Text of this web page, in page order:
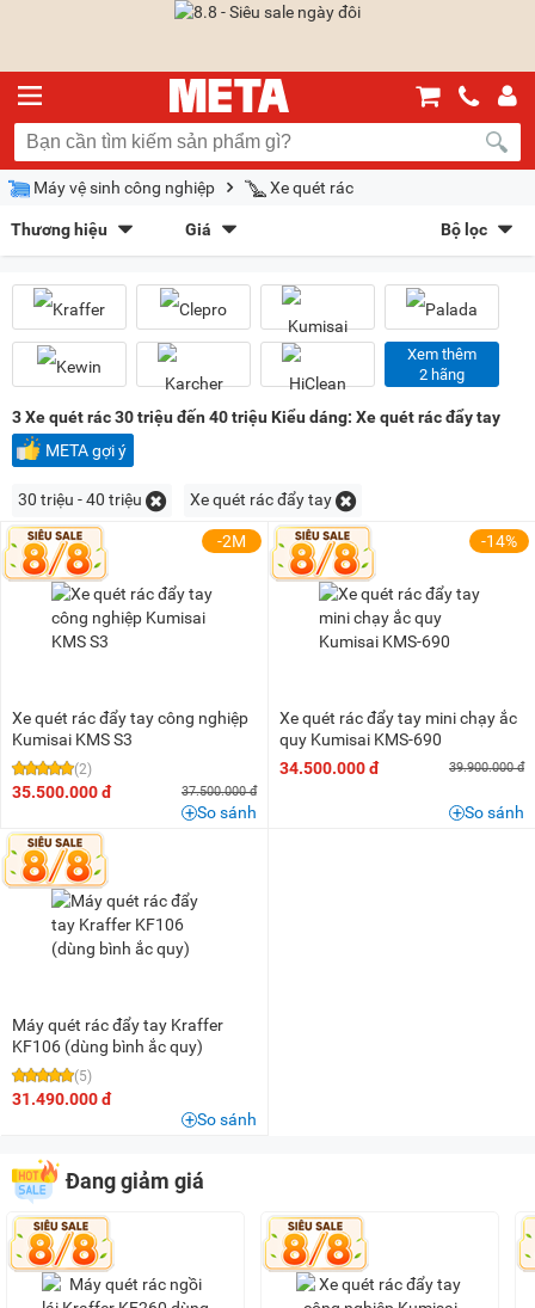
Máy vệ sinh công nghiệp Xe quét rác
Thương hiệu
Kraffer(4)
Kewin(1)
HiClean(1) Kenper(1)
Eureka - Ý(1)
Giá
Sắp xếp theo
Bán chạy nhất Giá tăng dần Giá giảm dần Giảm giá
Mới nhất Trả góp META gợi ý
Dạng lưới
Chọn khoảng giá
3 triệu - 5 triệu
5 triệu - 8 triệu
10 triệu - 15 triệu
(1)
15 triệu - 20 triệu
50 triệu - 100 triệu (2)
100 triệu - 200 triệu
Trên 200 triệu
Bộ lọc
Xem thêm
2 hãng
3Xe quét rác 30 triệu đến 40 triệu Kiểu dáng: Xe quét rác đẩy tay
META gợi ý
30 triệu - 40 triệu Xe quét rác đẩy tay
-2M
Xe quét rác đẩy tay công nghiệp
Kumisai KMS S3
(2)
35.500.000 đ 37.500.000 đ
So sánh
-14%
Xe quét rác đẩy tay mini chạy ắc
quy Kumisai KMS-690
34.500.000 đ
39.900.000 đ
So sánh
Máy quét rác đẩy tay Kraffer
KF106 (dùng bình ắc quy)
(5)
31.490.000 đ
So sánh
Đang giảm giá